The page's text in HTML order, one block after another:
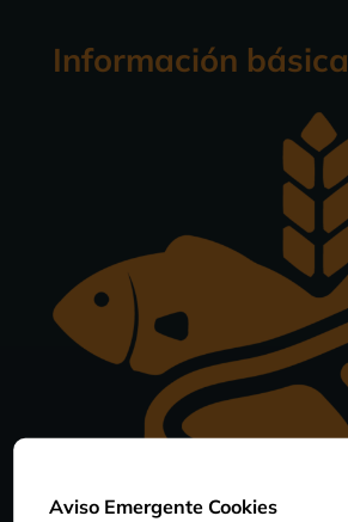
Información básica
Aviso Emergente Cookies